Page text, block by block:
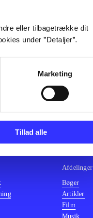
eller tilbagetrække dit
under ”Detaljer”.
Marketing
Tillad alle
Afdelinger
Bøger
Artikler
Film
Musik